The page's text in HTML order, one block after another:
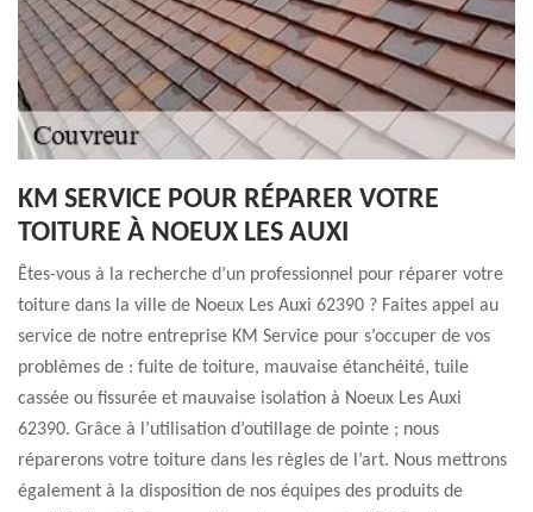
KM SERVICE POUR RÉPARER VOTRE
TOITURE À NOEUX LES AUXI
Êtes-vous à la recherche d’un professionnel pour réparer votre
toiture dans la ville de Noeux Les Auxi 62390 ? Faites appel au
service de notre entreprise KM Service pour s’occuper de vos
problèmes de : fuite de toiture, mauvaise étanchéité, tuile
cassée ou fissurée et mauvaise isolation à Noeux Les Auxi
62390. Grâce à l’utilisation d’outillage de pointe ; nous
réparerons votre toiture dans les règles de l’art. Nous mettrons
également à la disposition de nos équipes des produits de